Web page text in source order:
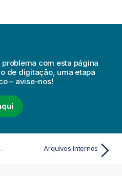
com esta página
de digitação, uma etapa
– avise-nos!
QlikView Arquivos internos